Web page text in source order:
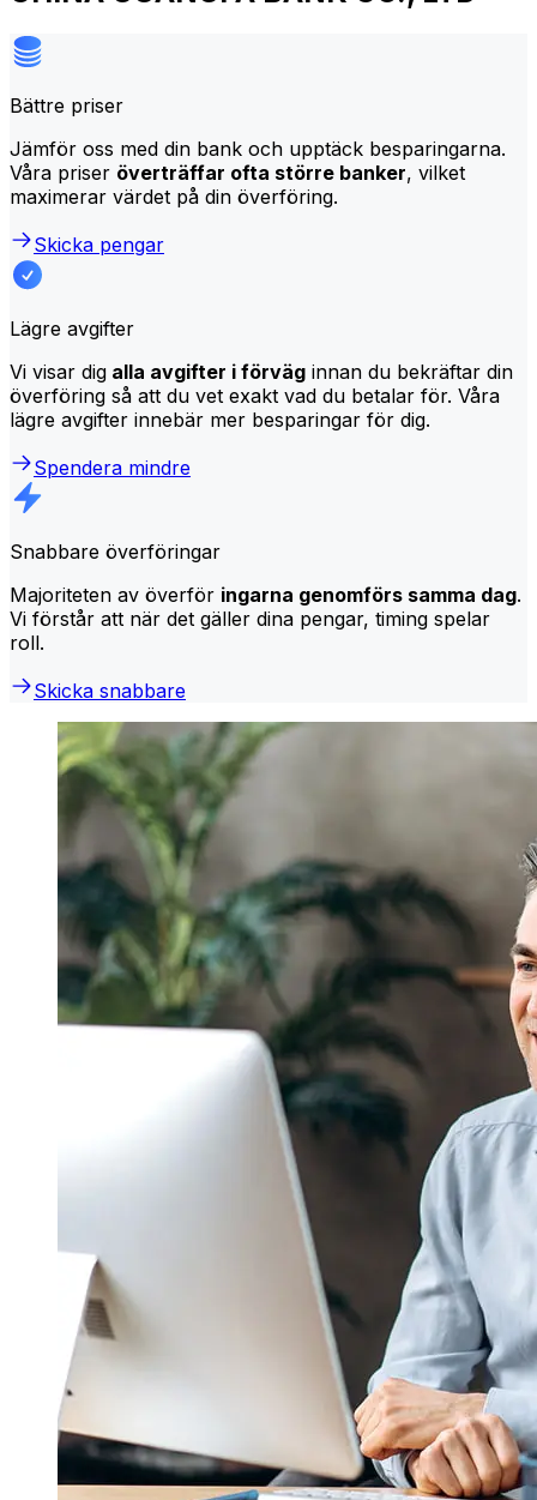
Bättre priser
Jämför oss med din bank och upptäck besparingarna.
Våra priser överträffar ofta större banker, vilket
maximerar värdet på din överföring.
Skicka pengar
Lägre avgifter
Vi visar dig alla avgifter i förväg innan du bekräftar din
överföring så att du vet exakt vad du betalar för. Våra
lägre avgifter innebär mer besparingar för dig.
Spendera mindre
Snabbare överföringar
Majoriteten av överför ingarna genomförs samma dag.
Vi förstår att när det gäller dina pengar, timing spelar
roll.
Skicka snabbare